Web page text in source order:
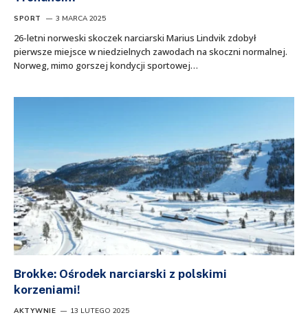
SPORT 3 MARCA 2025
26-letni norweski skoczek narciarski Marius Lindvik zdobył
pierwsze miejsce w niedzielnych zawodach na skoczni normalnej.
Norweg, mimo gorszej kondycji sportowej…
Brokke: Ośrodek narciarski z polskimi
korzeniami!
AKTYWNIE 13 LUTEGO 2025